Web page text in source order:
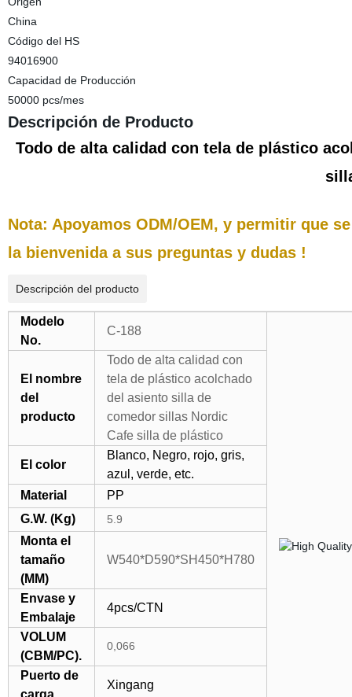
China
Código del HS
94016900
Capacidad de Producción
50000 pcs/mes
Descripción de Producto
Todo de alta calidad con tela de plástico
Nota: Apoyamos ODM/OEM, y permitir que
la bienvenida a sus preguntas y dudas !
Descripción del producto
Modelo
No.
C-188
El nombre
del
producto
Todo de alta calidad con
tela de plástico acolchado
del asiento silla de
comedor sillas Nordic
Cafe silla de plástico
El color
Blanco, Negro, rojo, gris,
azul, verde, etc.
Material
PP
G.W. (Kg)
5.9
Monta el
tamaño
(MM)
W540*D590*SH450*H780
Envase y
Embalaje
4pcs/CTN
VOLUM
(CBM/PC).
0,066
Puerto de
carga
Xingang